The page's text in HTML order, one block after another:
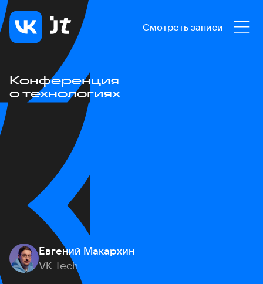
Смотреть записи
Конференция
о технологиях
Евгений Макархин
VK Tech